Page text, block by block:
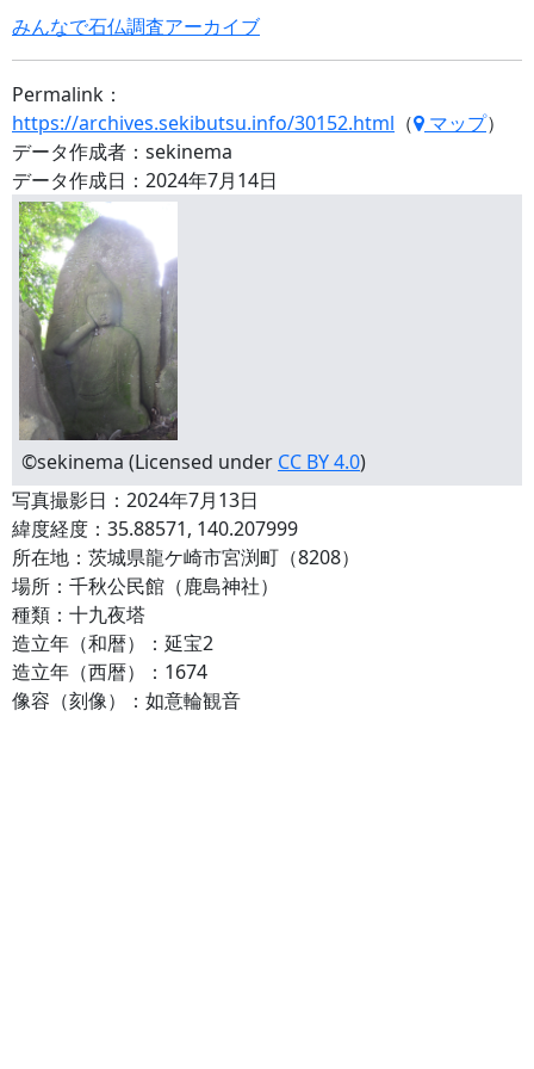
みんなで石仏調査アーカイブ
Permalink：
https://archives.sekibutsu.info/30152.html （ マップ）
データ作成者：sekinema
データ作成日：2024年7月14日
©sekinema (Licensed under CC BY 4.0)
写真撮影日：2024年7月13日
緯度経度：35.88571, 140.207999
所在地：茨城県龍ケ崎市宮渕町（8208）
場所：千秋公民館（鹿島神社）
種類：十九夜塔
造立年（和暦）：延宝2
造立年（西暦）：1674
像容（刻像）：如意輪観音